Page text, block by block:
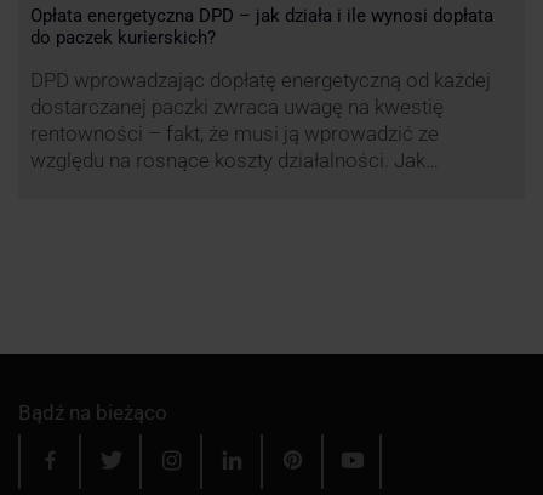
Opłata energetyczna DPD – jak działa i ile wynosi dopłata
do paczek kurierskich?
DPD wprowadzając dopłatę energetyczną od każdej
dostarczanej paczki zwraca uwagę na kwestię
rentowności – fakt, że musi ją wprowadzić ze
względu na rosnące koszty działalności. Jak
Bądź na bieżąco